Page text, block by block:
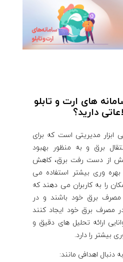
های ارت و تابلو
دارید؟
ابزار مدیریتی است که برای
برق و به منظور بهبود
از دست رفت برق، کاهش
وری بیشتر استفاده می
را به کاربران می دهند که
مصرف برق خود باشند و در
مصرف برق خود ایجاد کنند
ارائه تحلیل های دقیق و
بیشتر را دارد.
دنبال اهدافی مانند: